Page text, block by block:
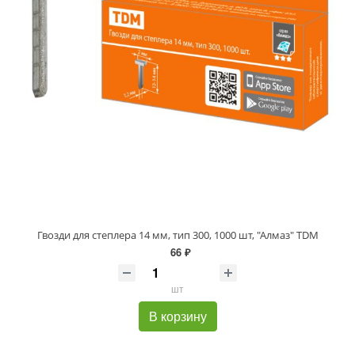
Гвозди для степлера 14 мм, тип 300, 1000 шт, "Алмаз" TDM
66 ₽
шт
В корзину